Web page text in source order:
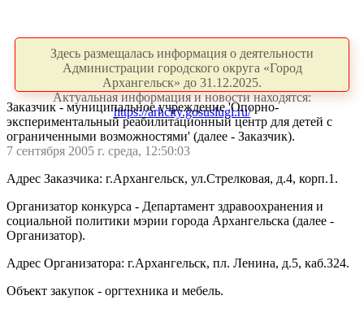
Здесь размещалась информация о деятельности
Администрации городского округа «Город
Архангельск» до 31.12.2025.
Актуальная информация и новости находятся:
https://arhcity.gosuslugi.ru/
Заказчик - муниципальное учреждение 'Опорно-
экспериментальный реабилитационный центр для детей с
ограниченными возможностями' (далее - Заказчик).
7 сентября 2005 г. среда, 12:50:03
Адрес Заказчика: г.Архангельск, ул.Стрелковая, д.4, корп.1.
Организатор конкурса - Департамент здравоохранения и
социальной политики мэрии города Архангельска (далее -
Организатор).
Адрес Организатора: г.Архангельск, пл. Ленина, д.5, каб.324.
Объект закупок - оргтехника и мебель.